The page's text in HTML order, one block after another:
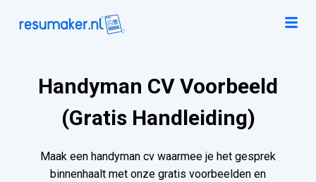
Handyman CV Voorbeeld
(Gratis Handleiding)
Maak een handyman cv waarmee je het gesprek
binnenhaalt met onze gratis voorbeelden en